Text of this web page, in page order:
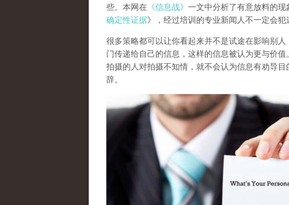
些。 本网在 《信息战》 一文中分析了有意放料的
确定性证据》，经过培训的专业新闻人不一定会
很多策略都可以让你看起来并不是试途在影响别人
门传递给自己的信息，这样的信息被认为更与价值
拍摄的人对拍摄不知情，就不会认为信息有劝导
辞。